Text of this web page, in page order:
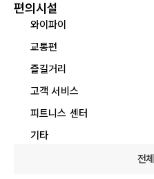
편의시설
와이파이
교통편
즐길거리
고객 서비스
피트니스 센터
기타
전